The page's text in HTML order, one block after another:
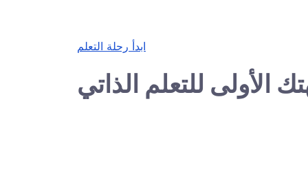
ابدأ رحلة التعلم
الأولى للتعلم الذاتي